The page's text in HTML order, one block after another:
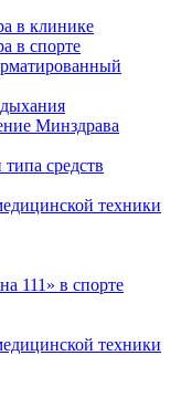
в клинике
в спорте
Минздрава
средств
техники
111» в спорте
техники